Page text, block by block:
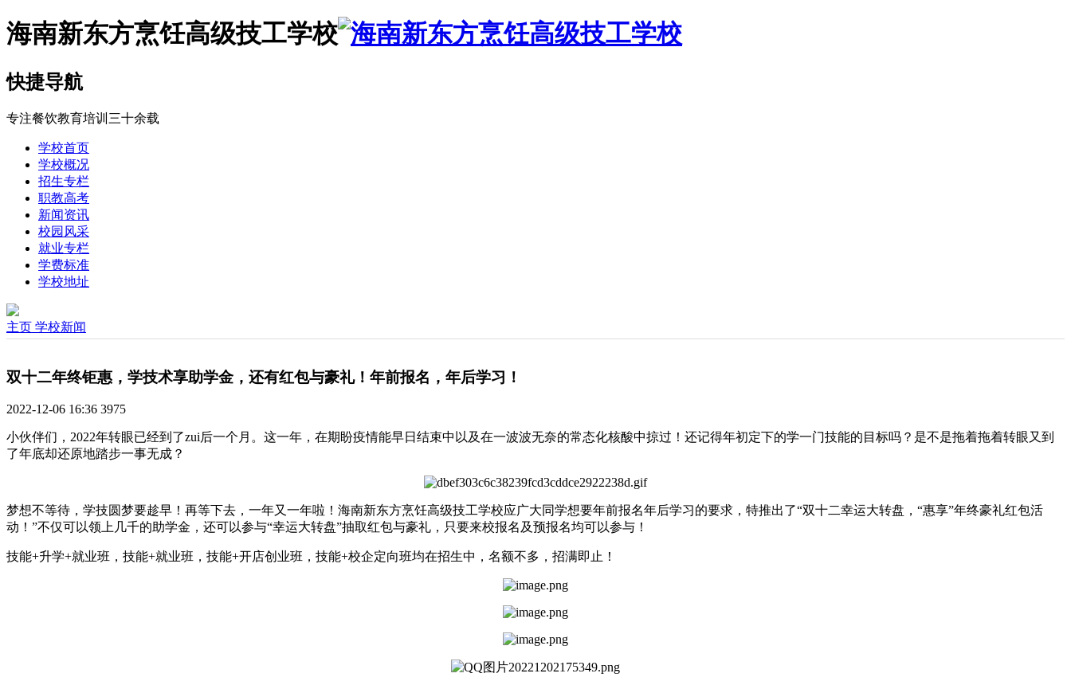
海南新东方烹饪高级技工学校
快捷导航
专注餐饮教育培训三十余载
学校首页
学校概况
招生专栏
职教高考
新闻资讯
校园风采
就业专栏
学费标准
学校地址
主页 学校新闻
双十二年终钜惠，学技术享助学金，还有红包与豪礼！年前报名，年后学习！
2022-12-06 16:36 3975
小伙伴们，2022年转眼已经到了zui后一个月。这一年，在期盼疫情能早日结束中以及在一波波无奈的常态化核酸中掠过！还记得年初定下的学一门技能的目标吗？是不是拖着拖着转眼又到
了年底却还原地踏步一事无成？
梦想不等待，学技圆梦要趁早！再等下去，一年又一年啦！海南新东方烹饪高级技工学校应广大同学想要年前报名年后学习的要求，特推出了“双十二幸运大转盘，“惠享”年终豪礼红包活
动！”不仅可以领上几千的助学金，还可以参与“幸运大转盘”抽取红包与豪礼，只要来校报名及预报名均可以参与！
技能+升学+就业班，技能+就业班，技能+开店创业班，技能+校企定向班均在招生中，名额不多，招满即止！